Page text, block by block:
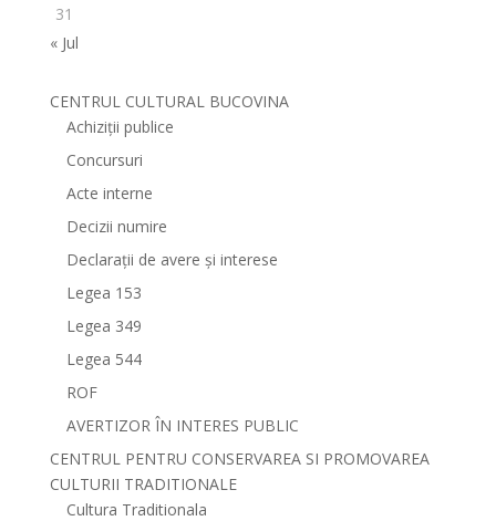
31
« Jul
CENTRUL CULTURAL BUCOVINA
Achiziții publice
Concursuri
Acte interne
Decizii numire
Declarații de avere și interese
Legea 153
Legea 349
Legea 544
ROF
AVERTIZOR ÎN INTERES PUBLIC
CENTRUL PENTRU CONSERVAREA SI PROMOVAREA
CULTURII TRADITIONALE
Cultura Traditionala